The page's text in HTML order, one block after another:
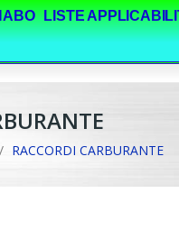
LISTE
RACCORDI CARBURANTE